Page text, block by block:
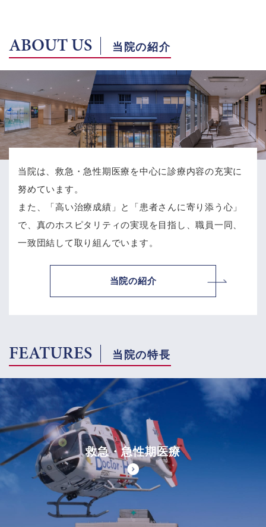
ABOUT US 当院の紹介
当院は、救急・急性期医療を中心に診療内容の充実に
努めています。
また、「高い治療成績」と「患者さんに寄り添う心」
で、 真のホスピタリティの実現を目指し、職員一同、
一致団結して取り組んでいます。
当院の紹介
FEATURES 当院の特長
救急・急性期医療